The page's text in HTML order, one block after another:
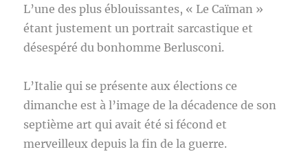
L’une des plus éblouissantes, « Le Caïman »
étant justement un portrait sarcastique et
désespéré du bonhomme Berlusconi.
L’Italie qui se présente aux élections ce
dimanche est à l’image de la décadence de son
septième art qui avait été si fécond et
merveilleux depuis la fin de la guerre.